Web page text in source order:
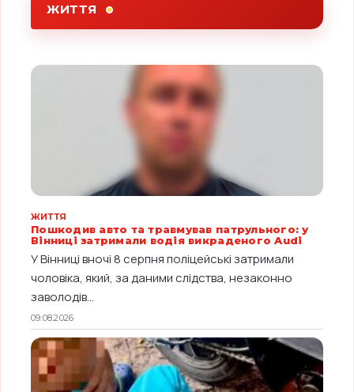
ЖИТТЯ
ЖИТТЯ
Пошкодив авто та травмував патрульного: у
Вінниці затримали водія викраденого Audi
У Вінниці вночі 8 серпня поліцейські затримали
чоловіка, який, за даними слідства, незаконно
заволодів...
09.08.2026